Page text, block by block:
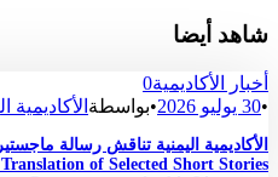
شاهد أيضا
أخبار الأكاديمية0
•30 يوليو 2026 •بواسطة الأكاديمية
of Selected Short Stories